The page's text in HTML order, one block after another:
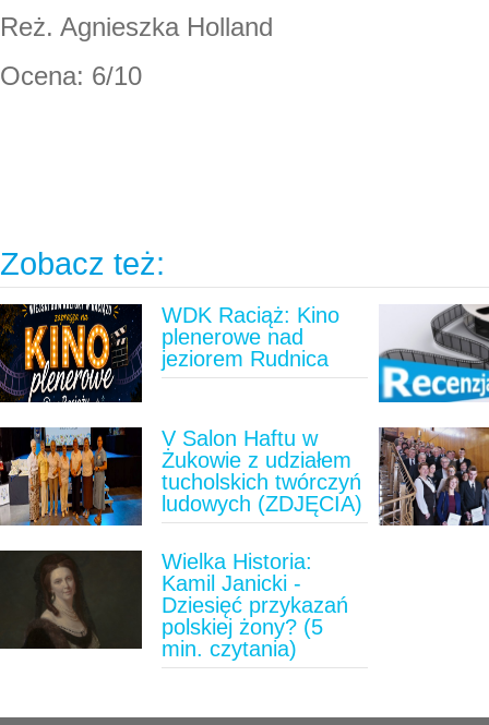
Reż. Agnieszka Holland
Ocena: 6/10
Zobacz też:
WDK Raciąż: Kino
plenerowe nad
jeziorem Rudnica
V Salon Haftu w
Żukowie z udziałem
tucholskich twórczyń
ludowych (ZDJĘCIA)
Wielka Historia:
Kamil Janicki -
Dziesięć przykazań
polskiej żony? (5
min. czytania)